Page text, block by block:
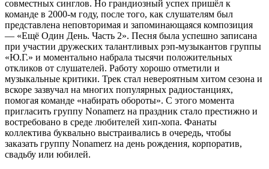
совместных синглов. Но грандиозный успех пришёл к
команде в 2000-м году, после того, как слушателям был
представлена неповторимая и запоминающаяся композиция
— «Ещё Один День. Часть 2». Песня была успешно записана
при участии дружеских талантливых рэп-музыкантов группы
«Ю.Г.» и моментально набрала тысячи положительных
откликов от слушателей. Работу хорошо отметили и
музыкальные критики. Трек стал невероятным хитом сезона и
вскоре зазвучал на многих популярных радиостанциях,
помогая команде «набирать обороты». С этого момента
пригласить группу Nonamerz на праздник стало престижно и
востребовано в среде любителей хип-хопа. Фанаты
коллектива буквально выстраивались в очередь, чтобы
заказать группу Nonamerz на день рождения, корпоратив,
свадьбу или юбилей.